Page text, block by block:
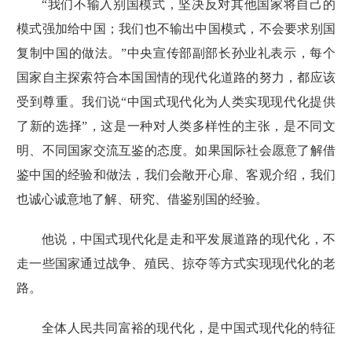
“我们不输入别国模式，坚决反对其他国家将自己的
模式强加给中国；我们也不输出中国模式，不会要求别国
复制中国的做法。”中央宣传部副部长孙业礼表示，每个
国家自主探索符合本国国情的现代化道路的努力，都应该
受到尊重。我们说“中国式现代化为人类实现现代化提供
了新的选择”，这是一种对人类多样性的主张，是不同文
明、不同国家交流互鉴的态度。如果国际社会愿意了解借
鉴中国的经验和做法，我们会敞开心扉、客观介绍，我们
也诚心诚意地了解、研究、借鉴别国的经验。
他说，中国式现代化是走和平发展道路的现代化，不
走一些国家通过战争、殖民、掠夺等方式实现现代化的老
路。
全体人民共同富裕的现代化，是中国式现代化的特征